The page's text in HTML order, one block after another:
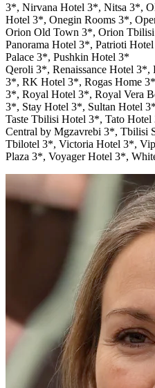
3*, Nirvana Hotel 3*, Nitsa 3*,
Hotel 3*, Onegin Rooms 3*,
Orion Old Town 3*, Orion
Panorama Hotel 3*, Patrioti
Palace 3*, Pushkin Hotel 3*
Qeroli 3*, Renaissance Hotel
3*, RK Hotel 3*, Rogas Home
3*, Royal Hotel 3*, Royal Vera
3*, Stay Hotel 3*, Sultan Hotel
Taste Tbilisi Hotel 3*, Tato
Central by Mgzavrebi 3*, Tbilisi
Tbilotel 3*, Victoria Hotel 3*,
Plaza 3*, Voyager Hotel 3*,